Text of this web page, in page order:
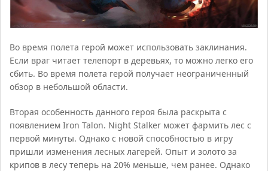
Во время полета герой может использовать заклинания.
Если враг читает телепорт в деревьях, то можно легко его
сбить. Во время полета герой получает неограниченный
обзор в небольшой области.
Вторая особенность данного героя была раскрыта с
появлением Iron Talon. Night Stalker может фармить лес с
первой минуты. Однако с новой способностью в игру
пришли изменения лесных лагерей. Опыт и золото за
крипов в лесу теперь на 20% меньше, чем ранее. Однако